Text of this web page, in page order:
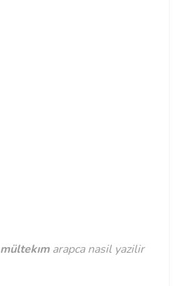
mültekımarapca nasil yazilir